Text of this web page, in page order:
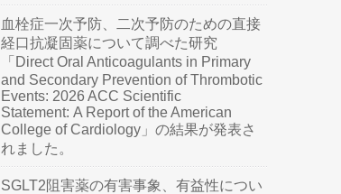
血栓症一次予防、二次予防のための直接
経口抗凝固薬について調べた研究
「Direct Oral Anticoagulants in Primary
and Secondary Prevention of Thrombotic
Events: 2026 ACC Scientific
Statement: A Report of the American
College of Cardiology」の結果が発表さ
れました。
SGLT2阻害薬の有害事象、有益性につい